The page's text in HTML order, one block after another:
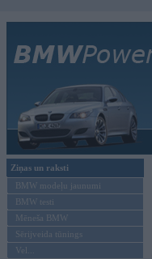
Ziņas un raksti
BMW modeļu jaunumi
BMW testi
Mēneša BMW
Sērijveida tūnings
Vel...